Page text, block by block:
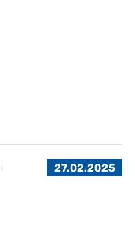
27.02.2025